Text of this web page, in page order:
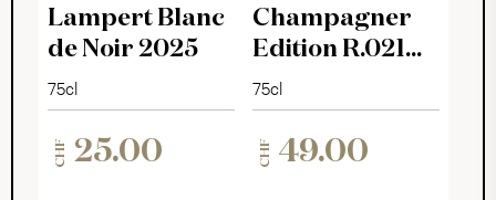
Lampert Blanc
de Noir 2025
75cl
CHF 25.00
Champagner
Edition R.021
Brut
75cl
CHF 49.00